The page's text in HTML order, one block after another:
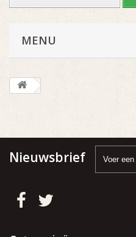
MENU
Nieuwsbrief